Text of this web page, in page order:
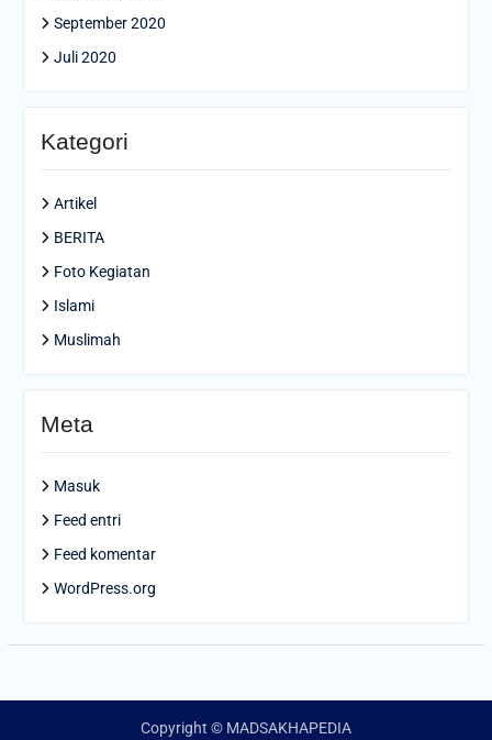
September 2020
Juli 2020
Kategori
Artikel
BERITA
Foto Kegiatan
Islami
Muslimah
Meta
Masuk
Feed entri
Feed komentar
WordPress.org
Copyright © MADSAKHAPEDIA